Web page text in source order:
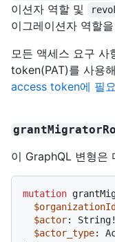
이션자 역할 및
이그레이션자 역할
모든 액세스 요구
token(PAT)를 사용
access token에 필
이 GraphQL 변형은
mutation
$organizationId
$actor: String!
$actor_type: